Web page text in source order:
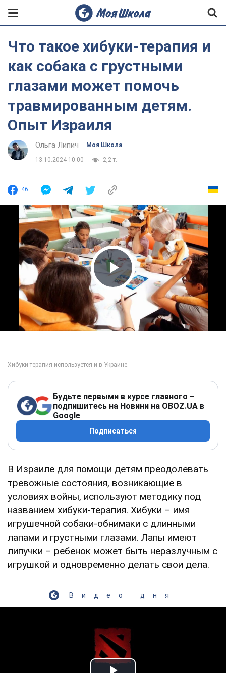
Что такое хибуки-терапия и
как собака с грустными
глазами может помочь
травмированным детям.
Опыт Израиля
Ольга Липич Моя Школа
13.10.2024 10:00 2,2 т.
46
Play Video
Будьте первыми в курсе главного –
подпишитесь на Новини на OBOZ.UA в
Google
Подписаться
В Израиле для помощи детям преодолевать
тревожные состояния, возникающие в
условиях войны, используют методику под
названием хибуки-терапия. Хибуки – имя
игрушечной собаки-обнимаки с длинными
лапами и грустными глазами. Лапы имеют
липучки – ребенок может быть неразлучным с
игрушкой и одновременно делать свои дела.
Видео дня